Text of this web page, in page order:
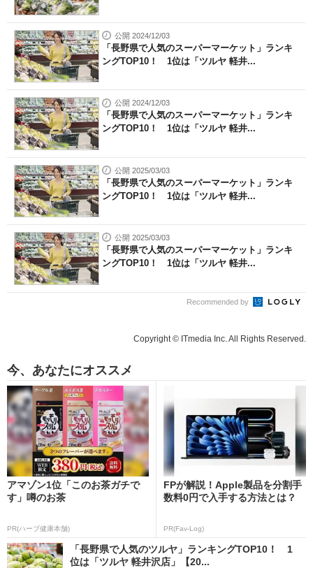
公開 2024/12/03
「長野県で人気のスーパーマーケット」ランキ
ングTOP10！ 1位は「ツルヤ 軽井...
公開 2024/12/03
「長野県で人気のスーパーマーケット」ランキ
ングTOP10！ 1位は「ツルヤ 軽井...
公開 2025/03/03
「長野県で人気のスーパーマーケット」ランキ
ングTOP10！ 1位は「ツルヤ 軽井...
公開 2025/03/03
「長野県で人気のスーパーマーケット」ランキ
ングTOP10！ 1位は「ツルヤ 軽井...
Recommended by
Copyright © ITmedia Inc. All Rights Reserved.
今、あなたにオススメ
アマゾン1位「このお茶ガチで
す」噂のお茶
PR(ハーブ健康本舗)
FPが解説！Apple製品を分割手
数料0円で入手する方法とは？
PR(Fav-Log)
「長野県で人気のツルヤ」ランキングTOP10！ 1
位は「ツルヤ 軽井沢店」【20...